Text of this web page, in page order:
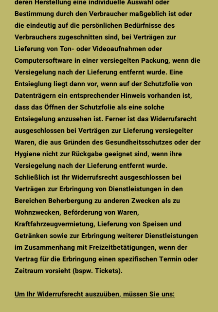
deren Herstellung eine individuelle Auswahl oder
Bestimmung durch den Verbraucher maßgeblich ist oder
die eindeutig auf die persönlichen Bedürfnisse des
Verbrauchers zugeschnitten sind, bei Verträgen zur
Lieferung von Ton- oder Videoaufnahmen oder
Computersoftware in einer versiegelten Packung, wenn die
Versiegelung nach der Lieferung entfernt wurde. Eine
Entsieglung liegt dann vor, wenn auf der Schutzfolie von
Datenträgern ein entsprechender Hinweis vorhanden ist,
dass das Öffnen der Schutzfolie als eine solche
Entsiegelung anzusehen ist. Ferner ist das Widerrufsrecht
ausgeschlossen bei Verträgen zur Lieferung versiegelter
Waren, die aus Gründen des Gesundheitsschutzes oder der
Hygiene nicht zur Rückgabe geeignet sind, wenn ihre
Versiegelung nach der Lieferung entfernt wurde.
Schließlich ist Ihr Widerrufsrecht ausgeschlossen bei
Verträgen zur Erbringung von Dienstleistungen in den
Bereichen Beherbergung zu anderen Zwecken als zu
Wohnzwecken, Beförderung von Waren,
Kraftfahrzeugvermietung, Lieferung von Speisen und
Getränken sowie zur Erbringung weiterer Dienstleistungen
im Zusammenhang mit Freizeitbetätigungen, wenn der
Vertrag für die Erbringung einen spezifischen Termin oder
Zeitraum vorsieht (bspw. Tickets).
Um Ihr Widerrufsrecht auszuüben, müssen Sie uns: